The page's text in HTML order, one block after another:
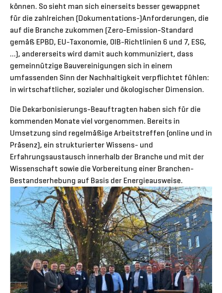
können. So sieht man sich einerseits besser gewappnet
für die zahlreichen (Dokumentations-)Anforderungen, die
auf die Branche zukommen (Zero-Emission-Standard
gemäß EPBD, EU-Taxonomie, OIB-Richtlinien 6 und 7, ESG,
…), andererseits wird damit auch kommuniziert, dass
gemeinnützige Bauvereinigungen sich in einem
umfassenden Sinn der Nachhaltigkeit verpflichtet fühlen:
in wirtschaftlicher, sozialer und ökologischer Dimension.
Die Dekarbonisierungs-Beauftragten haben sich für die
kommenden Monate viel vorgenommen. Bereits in
Umsetzung sind regelmäßige Arbeitstreffen (online und in
Präsenz), ein strukturierter Wissens- und
Erfahrungsaustausch innerhalb der Branche und mit der
Wissenschaft sowie die Vorbereitung einer Branchen-
Bestandserhebung auf Basis der Energieausweise.